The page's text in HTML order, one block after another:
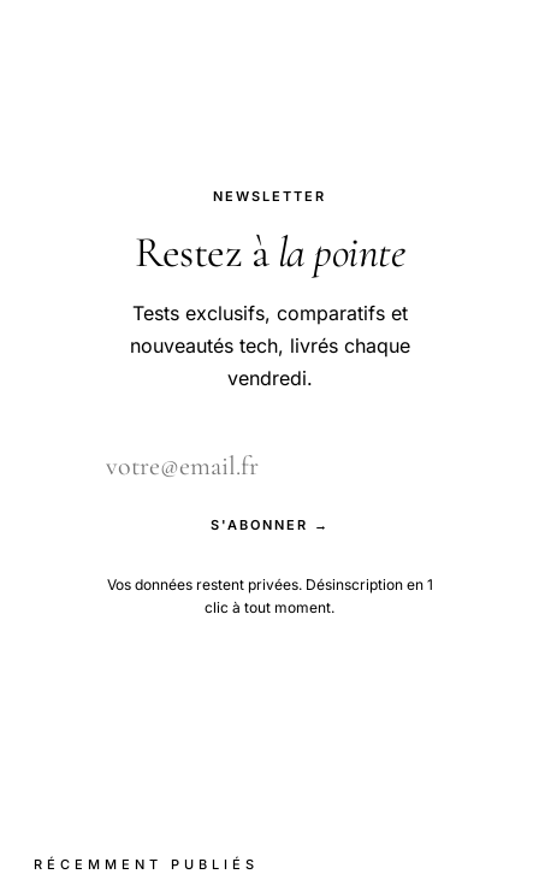
NEWSLETTER
Restez à la pointe
Tests exclusifs, comparatifs et
nouveautés tech, livrés chaque
vendredi.
S'ABONNER →
Vos données restent privées. Désinscription en 1
clic à tout moment.
RÉCEMMENT PUBLIÉS